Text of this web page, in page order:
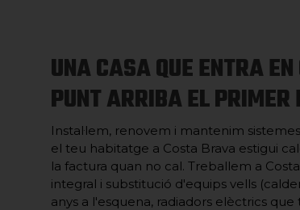
UNA CASA QUE ENTRA
PUNT ARRIBA EL
Instal·lem, renovem i mantenim
el teu habitatge a Costa Brava estigui
la factura quan no cal. Treballem a
integral i substitució d'equips vells
anys a l'esquena, radiadors elèctrics